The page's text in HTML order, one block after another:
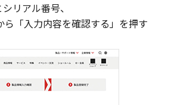
リアル番号、
ら「入力内容を確認する」を押す